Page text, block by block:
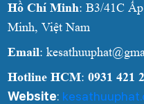
Hồ Chí Minh: B3/41C
Minh, Việt Nam
Email:
Hotline HCM:0931 421
Website: